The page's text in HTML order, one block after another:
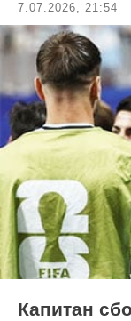
7.07.2026, 21:54
Капитан